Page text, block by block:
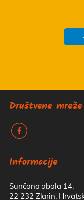
Društvene mreže
k
Informacije
Sunčana obala 14,
22 232 Zlarin,